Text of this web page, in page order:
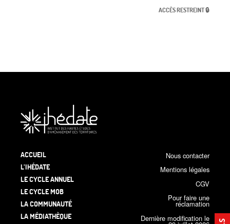
ACCÈS RESTREINT 🔒
ACCUEIL
L’IHÉDATE
LE CYCLE ANNUEL
LE CYCLE MOB
LA COMMUNAUTÉ
LA MÉDIATHÈQUE
Nous contacter
Mentions légales
CGV
Pour faire une
réclamation
Dernière modification le